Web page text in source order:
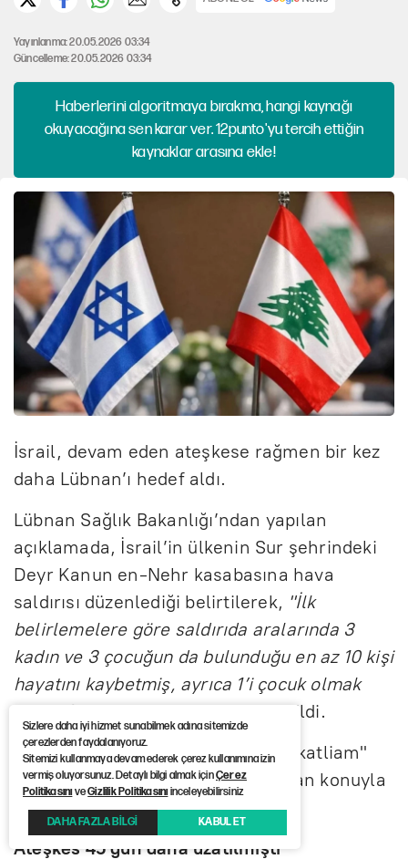
Yayınlanma: 20.05.2026 03:34
Güncelleme: 20.05.2026 03:34
Haberlerini algoritmaya bırakma, hangi kaynağı
okuyacağına sen karar ver. 12punto'yu tercih ettiğin
kaynaklar arasına ekle!
İsrail, devam eden ateşkese rağmen bir kez
daha Lübnan’ı hedef aldı.
Lübnan Sağlık Bakanlığı’ndan yapılan
açıklamada, İsrail’in ülkenin Sur şehrindeki
Deyr Kanun en-Nehr kasabasına hava
saldırısı düzenlediği belirtilerek, "İlk
belirlemelere göre saldırıda aralarında 3
kadın ve 3 çocuğun da bulunduğu en az 10 kişi
hayatını kaybetmiş, ayrıca 1’i çocuk olmak
üzere 3 kişi de yaralanmıştır"
denildi.
Lübnan Sağlık Bakanlığı saldırıyı "katliam"
olarak nitelerken, İsrail ordusundan konuyla
ilgili bir açıklama yapılmadı.
Ateşkes 45 gün daha uzatılmıştı
Sizlere daha iyi hizmet sunabilmek adına sitemizde
çerezlerden faydalanıyoruz.
Sitemizi kullanmaya devam ederek çerez kullanımına izin
vermiş oluyorsunuz. Detaylı bilgi almak içinÇerez
PolitikasınıveGizlilik Politikasınıinceleyebilirsiniz
DAHA FAZLA BİLGİ KABUL ET